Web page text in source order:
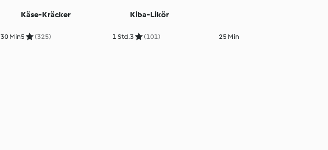
30 Min
Käse-Kräcker
5 (325) 1 Std.
Kiba-Likör
3 (101) 25 Min